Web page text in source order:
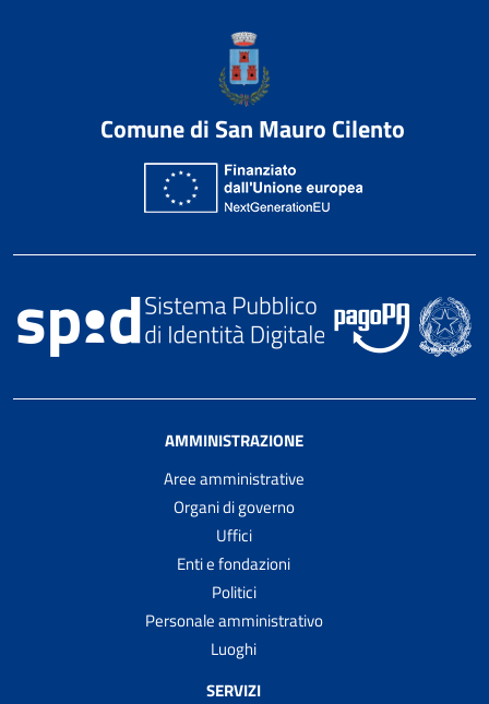
Comune di San Mauro Cilento
AMMINISTRAZIONE
Aree amministrative
Organi di governo
Uffici
Enti e fondazioni
Politici
Personale amministrativo
Luoghi
SERVIZI